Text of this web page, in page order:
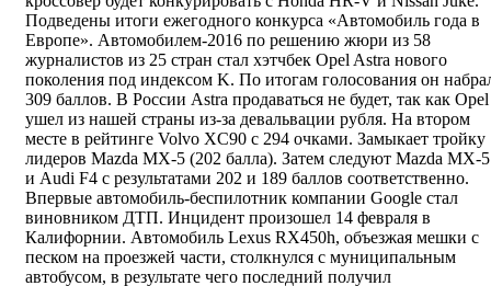
Подведены итоги ежегодного конкурса «Автомобиль года в
Европе». Автомобилем-2016 по решению жюри из 58
журналистов из 25 стран стал хэтчбек Opel Astra нового
поколения под индексом K. По итогам голосования он
309 баллов. В России Astra продаваться не будет, так как Opel
ушел из нашей страны из-за девальвации рубля. На втором
месте в рейтинге Volvo XC90 с 294 очками. Замыкает тройку
лидеров Mazda MX-5 (202 балла). Затем следуют Mazda MX-5
и Audi F4 с результатами 202 и 189 баллов соответственно.
Впервые автомобиль-беспилотник компании Google стал
виновником ДТП. Инцидент произошел 14 февраля в
Калифорнии. Автомобиль Lexus RX450h, объезжая мешки с
песком на проезжей части, столкнулся с муниципальным
автобусом, в результате чего последний получил